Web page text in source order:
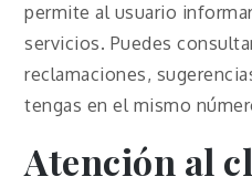
permite al usuario
servicios. Puedes
reclamaciones,
tengas en el mismo
Atención al